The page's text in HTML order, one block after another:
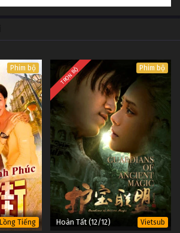
Phim bộ
Lồng Tiếng
TRỌN BỘ Phim bộ
Hoàn Tất (12/12) Vietsub